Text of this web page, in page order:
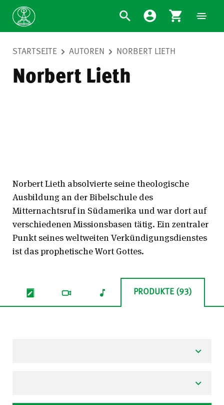
STARTSEITE AUTOREN NORBERT LIETH
Norbert Lieth
Norbert Lieth absolvierte seine theologische
Ausbildung an der Bibelschule des
Mitternachtsruf in Südamerika und war dort auf
verschiedenen Missionsbasen tätig. Ein zentraler
Punkt seines weltweiten Verkündigungsdienstes
ist das prophetische Wort Gottes.
PRODUKTE (93)